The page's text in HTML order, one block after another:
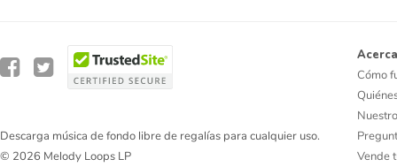
Descarga música de fondo libre de regalías para cualquier uso.
© 2026 Melody Loops LP
Cómo
Vende